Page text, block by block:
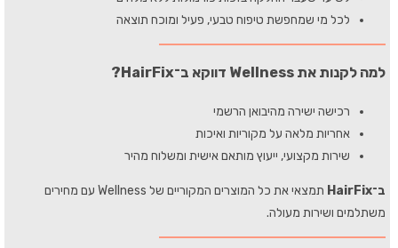
לכל מי שמחפשת טיפוח טבעי, פעיל ומוכח תוצאה
למה לקנות את Wellness דווקא ב־HairFix?
רכישה ישירה מהיבואן הרשמי
אחריות מלאה על מקוריות ואיכות
שירות מקצועי, ייעוץ מותאם אישית ומשלוח מהיר
ב־HairFix
תמצאי את כל המוצרים המקוריים של Wellness עם מחירים
משתלמים ושירות מעולה.